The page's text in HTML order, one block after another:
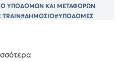
ΥΠΟΔΟΜΩΝ ΚΑΙ ΜΕΤΑΦΟΡΩΝ
TRAIN#ΔΗΜΟΣΙΟ#ΥΠΟΔΟΜΕΣ